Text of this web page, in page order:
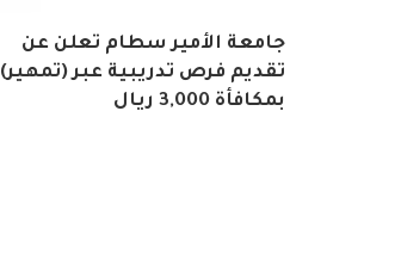
جامعة الأمير سطام تعلن عن
تقديم فرص تدريبية عبر (تمهير)
بمكافأة 3,000 ريال